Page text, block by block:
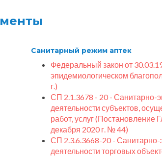
Санитарный режим аптек
Федеральный закон от
эпидемиологическом
г.)
СП 2.1.3678 - 20 - Санитарно-
деятельности субъектов,
работ, услуг (Постановление
декабря 2020 г. № 44)
СП 2.3.6.3668-20 - Санитарно-
деятельности торговых